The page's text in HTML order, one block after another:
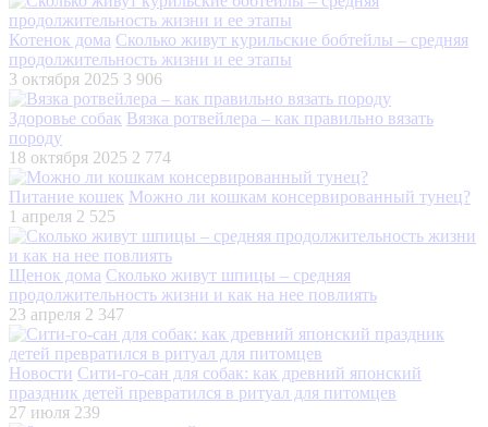
Котенок дома Сколько живут курильские бобтейлы – средняя
продолжительность жизни и ее этапы
3 октября 2025 3 906
Здоровье собак Вязка ротвейлера – как правильно вязать
породу
18 октября 2025 2 774
Питание кошек Можно ли кошкам консервированный тунец?
1 апреля 2 525
Щенок дома Сколько живут шпицы – средняя
продолжительность жизни и как на нее повлиять
23 апреля 2 347
Новости Сити-го-сан для собак: как древний японский
праздник детей превратился в ритуал для питомцев
27 июля 239